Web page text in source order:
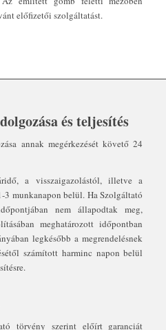
előfizetői szolgáltatást.
és teljesítés
annak megérkezését követő 24
a visszaigazolástól, illetve a
munkanapon belül. Ha Szolgáltató
nem állapodtak meg,
meghatározott időpontban
legkésőbb a megrendelésnek
számított harminc napon belül
törvény szerint előírt garanciát